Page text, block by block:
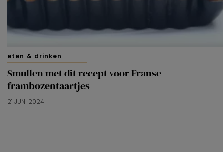
eten & drinken
Smullen met dit recept voor Franse
frambozentaartjes
21 JUNI 2024